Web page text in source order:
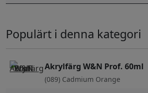
Populärt i denna kategori
Akrylfärg W&N Prof. 60ml
(089) Cadmium Orange